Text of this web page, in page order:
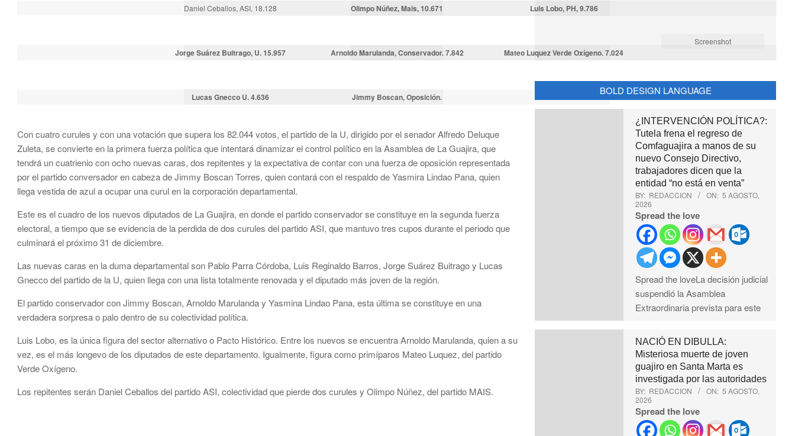
Daniel Ceballos, ASI, 18.128 Olimpo Núñez, Mais, 10.671 Luis Lobo, PH, 9.786
Jorge Suárez Buitrago, U. 15.957 Arnoldo Marulanda, Conservador. 7.842 Mateo Luquez Verde Oxígeno. 7.024
Lucas Gnecco U. 4.636 Jimmy Boscan, Oposición.
Con cuatro curules y con una votación que supera los 82.044 votos, el partido de la U, dirigido por el senador Alfredo Deluque
Zuleta, se convierte en la primera fuerza política que intentará dinamizar el control político en la Asamblea de La Guajira, que
tendrá un cuatrienio con ocho nuevas caras, dos repitentes y la expectativa de contar con una fuerza de oposición representada
por el partido conversador en cabeza de Jimmy Boscan Torres, quien contará con el respaldo de Yasmira Lindao Pana, quien
llega vestida de azul a ocupar una curul en la corporación departamental.
Este es el cuadro de los nuevos diputados de La Guajira, en donde el partido conservador se constituye en la segunda fuerza
electoral, a tiempo que se evidencia de la perdida de dos curules del partido ASI, que mantuvo tres cupos durante el periodo que
culminará el próximo 31 de diciembre.
Las nuevas caras en la duma departamental son Pablo Parra Córdoba, Luis Reginaldo Barros, Jorge Suárez Buitrago y Lucas
Gnecco del partido de la U, quien llega con una lista totalmente renovada y el diputado más joven de la región.
El partido conservador con Jimmy Boscan, Arnoldo Marulanda y Yasmina Lindao Pana, esta última se constituye en una
verdadera sorpresa o palo dentro de su colectividad política.
Luis Lobo, es la única figura del sector alternativo o Pacto Histórico. Entre los nuevos se encuentra Arnoldo Marulanda, quien a su
vez, es el más longevo de los diputados de este departamento. Igualmente, figura como primíparos Mateo Luquez, del partido
Verde Oxígeno.
Los repitentes serán Daniel Ceballos del partido ASI, colectividad que pierde dos curules y Olimpo Núñez, del partido MAIS.
Screenshot
BOLD DESIGN LANGUAGE
¿INTERVENCIÓN POLÍTICA?:
Tutela frena el regreso de
Comfaguajira a manos de su
nuevo Consejo Directivo,
trabajadores dicen que la
entidad “no está en venta”
BY: REDACCION ON: 5 AGOSTO,
2026
Spread the love
Spread the loveLa decisión judicial
suspendió la Asamblea
Extraordinaria prevista para este
NACIÓ EN DIBULLA:
Misteriosa muerte de joven
guajiro en Santa Marta es
investigada por las autoridades
BY: REDACCION ON: 5 AGOSTO,
2026
Spread the love